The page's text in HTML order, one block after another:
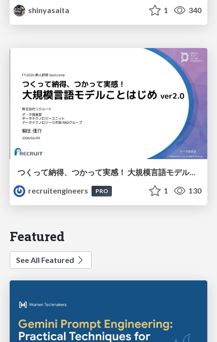
shinyasaita
1 340
つくって納得、つかって実感！ 大規模言語モデルことはじめ ver2.0
recruitengineers
PRO 1 130
Featured
See All Featured